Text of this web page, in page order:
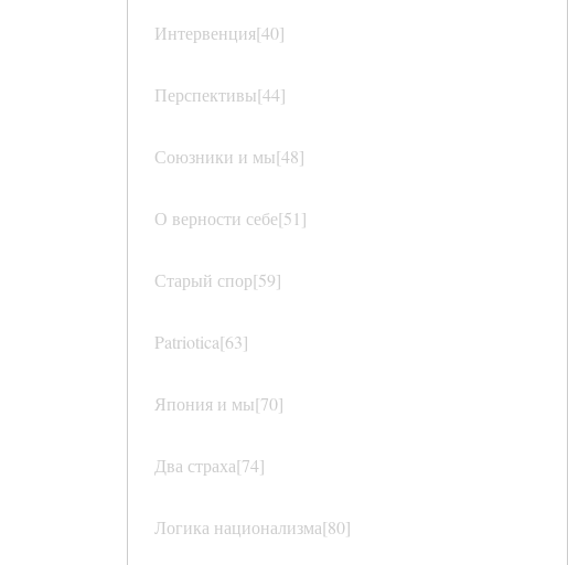
Интервенция[40]
Перспективы[44]
Союзники и мы[48]
О верности себе[51]
Старый спор[59]
Patriotica[63]
Япония и мы[70]
Два страха[74]
Логика национализма[80]